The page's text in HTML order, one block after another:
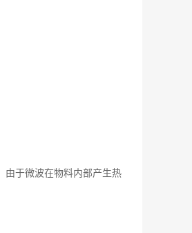
由于微波在物料内部产生热